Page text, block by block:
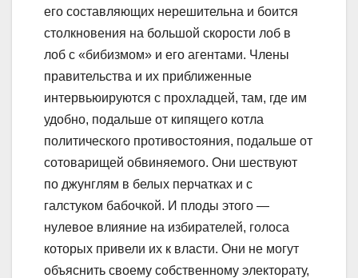
его составляющих нерешительна и боится
столкновения на большой скорости лоб в
лоб с «бибизмом» и его агентами. Члены
правительства и их приближенные
интервьюируются с прохладцей, там, где им
удобно, подальше от кипящего котла
политического противостояния, подальше от
сотоварищей обвиняемого. Они шествуют
по джунглям в белых перчатках и с
галстуком бабочкой. И плоды этого —
нулевое влияние на избирателей, голоса
которых привели их к власти. Они не могут
объяснить своему собственному электорату,